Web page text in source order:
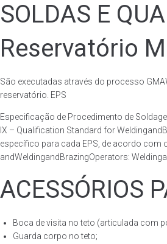
SOLDAS E
Reservatório
São executadas através do processo
reservatório. EPS
Especificação de Procedimento de
IX – Qualification Standard for
específico para cada EPS, de acordo com
andWeldingandBrazingOperators:
ACESSÓRIOS
Boca de visita no teto (articulada com
Guarda corpo no teto;